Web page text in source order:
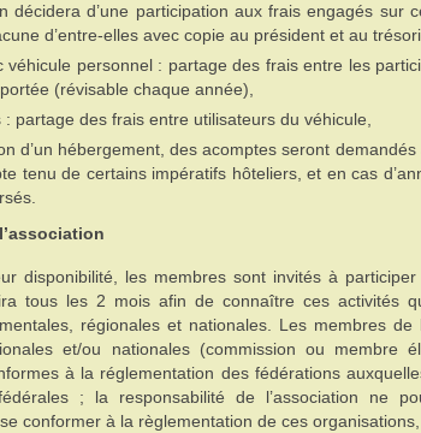
décidera d’une participation aux frais engagés sur
d’entre-elles avec copie au président et au
véhicule personnel : partage des frais entre les
(révisable chaque année),
partage des frais entre utilisateurs du véhicule,
d’un hébergement, des acomptes seront
tenu de certains impératifs hôteliers, et en cas
disponibilité, les membres sont invités à
tous les 2 mois afin de connaître ces activités
régionales et nationales. Les membres de
et/ou nationales (commission ou membre
à la réglementation des fédérations
; la responsabilité de l’association ne
conformer à la règlementation de ces organisations,